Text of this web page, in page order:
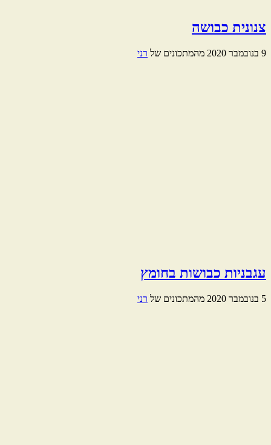
צנונית כבושה
9 בנובמבר 2020 מהמתכונים של רני
עגבניות כבושות בחומץ
5 בנובמבר 2020 מהמתכונים של רני